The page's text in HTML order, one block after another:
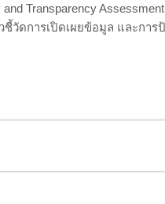
Transparency
วัดการเปิดเผยข้อมูล และก